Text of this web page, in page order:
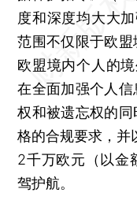
度和深度均大大
范围不仅限于欧
欧盟境内个人的
在全面加强个人
权和被遗忘权的
格的合规要求，并
2千万欧元（以金
驾护航。